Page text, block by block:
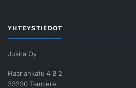
YHTEYSTIEDOT
Jukira Oy
Haarlankatu 4 B 2
33230 Tampere